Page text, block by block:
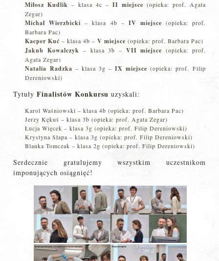
Miłosz Kudlik – klasa 4c – II miejsce (opieka: prof. Agata
Zegar)
Michał Wierzbicki – klasa 4b – IV miejsce (opieka: prof.
Barbara Pac)
Kacper Kuć – klasa 4b –V miejsce (opieka: prof. Barbara Pac)
Jakub Kowalczyk – klasa 3b – VII miejsce (opieka: prof.
Agata Zegar)
Natalia Radzka – klasa 3g –IX miejsce (opieka: prof. Filip
Dereniowski)
TytułyFinalistów Konkursu uzyskali:
Karol Waśniowski – klasa 4b (opieka: prof. Barbara Pac)
Jerzy Kękuś – klasa 3b (opieka: prof. Agata Zegar)
Łucja Więcek – klasa 3g (opieka: prof. Filip Dereniowski)
Krystyna Słapa – klasa 3g (opieka: prof. Filip Dereniowski)
Blanka Tomczak – klasa 2g (opieka: prof. Filip Dereniowski)
Serdecznie gratulujemy wszystkim uczestnikom
imponujących osiągnięć!